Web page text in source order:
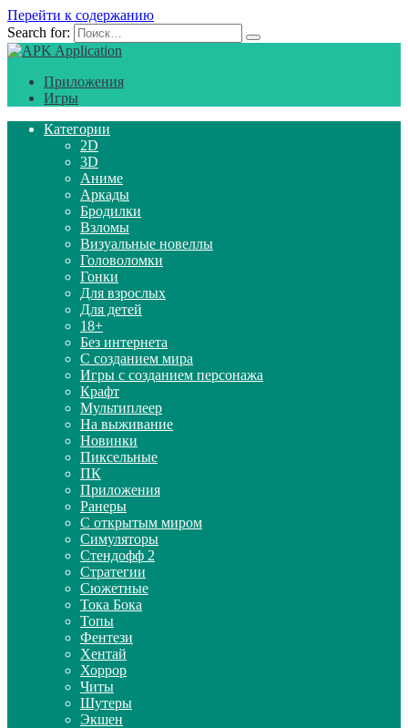
Перейти к содержанию
Search for:
Приложения
Игры
Категории
2D
3D
Аниме
Аркады
Бродилки
Взломы
Визуальные новеллы
Головоломки
Гонки
Для взрослых
Для детей
18+
Без интернета
С созданием мира
Игры с созданием персонажа
Крафт
Мультиплеер
На выживание
Новинки
Пиксельные
ПК
Приложения
Ранеры
С открытым миром
Симуляторы
Стендофф 2
Стратегии
Сюжетные
Тока Бока
Топы
Фентези
Хентай
Хоррор
Читы
Шутеры
Экшен